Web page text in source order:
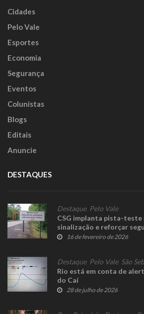
Cidades
Pelo Vale
Esportes
Economia
Segurança
Eventos
Colunistas
Blogs
Editais
Anuncie
DESTAQUES
Destaque, Pelo Vale
CSG implanta pista-
sinalização e reforçar
16 de fevereiro de 2026
Destaque, Pelo Vale, São
Rio está em conta de
do Caí
28 de julho de 2026